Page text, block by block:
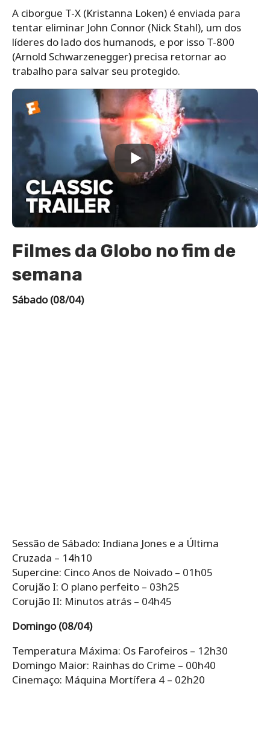
A ciborgue T-X (Kristanna Loken) é enviada para
tentar eliminar John Connor (Nick Stahl), um dos
líderes do lado dos humanods, e por isso T-800
(Arnold Schwarzenegger) precisa retornar ao
trabalho para salvar seu protegido.
Filmes da Globo no fim de
semana
Sábado (08/04)
Sessão de Sábado: Indiana Jones e a Última
Cruzada – 14h10
Supercine: Cinco Anos de Noivado – 01h05
Corujão I: O plano perfeito – 03h25
Corujão II: Minutos atrás – 04h45
Domingo (08/04)
Temperatura Máxima: Os Farofeiros – 12h30
Domingo Maior: Rainhas do Crime – 00h40
Cinemaço: Máquina Mortífera 4 – 02h20